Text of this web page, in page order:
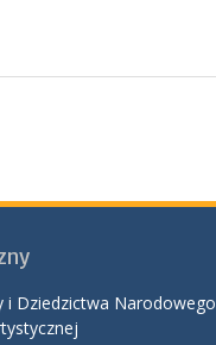
i Dziedzictwa Narodowego